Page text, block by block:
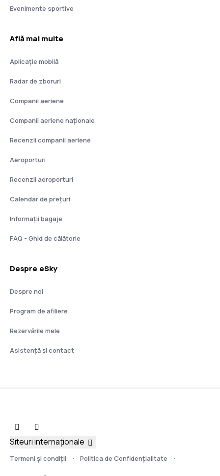
Evenimente sportive
Află mai multe
Aplicație mobilă
Radar de zboruri
Companii aeriene
Companii aeriene naţionale
Recenzii companii aeriene
Aeroporturi
Recenzii aeroporturi
Calendar de prețuri
Informații bagaje
FAQ - Ghid de călătorie
Despre eSky
Despre noi
Program de afiliere
Rezervările mele
Asistenţă şi contact
Termeni şi condiţii Politica de Confidențialitate
Siteuri internaționale